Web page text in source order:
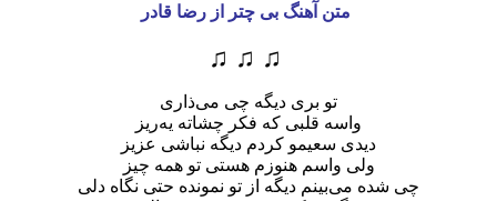
متن آهنگ بی چتر از رضا قادر
♫ ♫ ♫
تو بری دیگه چی می‌ذاری
واسه قلبی که فکر چشاته یه‌ریز
دیدی سعیمو کردم دیگه نباشی عزیز
ولی واسم هنوزم هستی تو همه چیز
چی شده می‌بینم دیگه از تو نمونده حتی نگاه دلی